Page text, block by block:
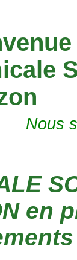
Nous
en